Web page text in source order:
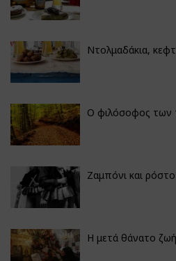
Ντολμαδάκια,
Ο φιλόσοφος των
Ζαμπόνι και
Η μετά θάνατο